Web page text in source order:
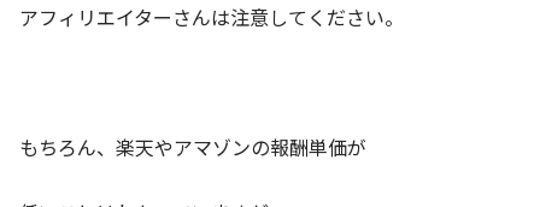
アフィリエイターさんは注意してください。
もちろん、楽天やアマゾンの報酬単価が